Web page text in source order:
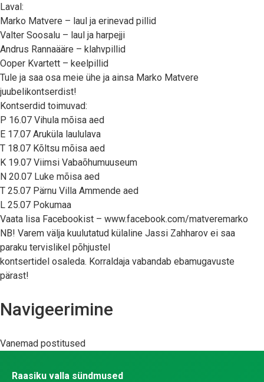
Laval:
Marko Matvere – laul ja erinevad pillid
Valter Soosalu – laul ja harpejji
Andrus Rannaääre – klahvpillid
Ooper Kvartett – keelpillid
Tule ja saa osa meie ühe ja ainsa Marko Matvere
juubelikontserdist!
Kontserdid toimuvad:
P 16.07 Vihula mõisa aed
E 17.07 Aruküla laululava
T 18.07 Kõltsu mõisa aed
K 19.07 Viimsi Vabaõhumuuseum
N 20.07 Luke mõisa aed
T 25.07 Pärnu Villa Ammende aed
L 25.07 Pokumaa
Vaata lisa Facebookist – www.facebook.com/matveremarko
NB! Varem välja kuulutatud külaline Jassi Zahharov ei saa
paraku tervislikel põhjustel
kontsertidel osaleda. Korraldaja vabandab ebamugavuste
pärast!
Navigeerimine
Vanemad postitused
Raasiku valla sündmused